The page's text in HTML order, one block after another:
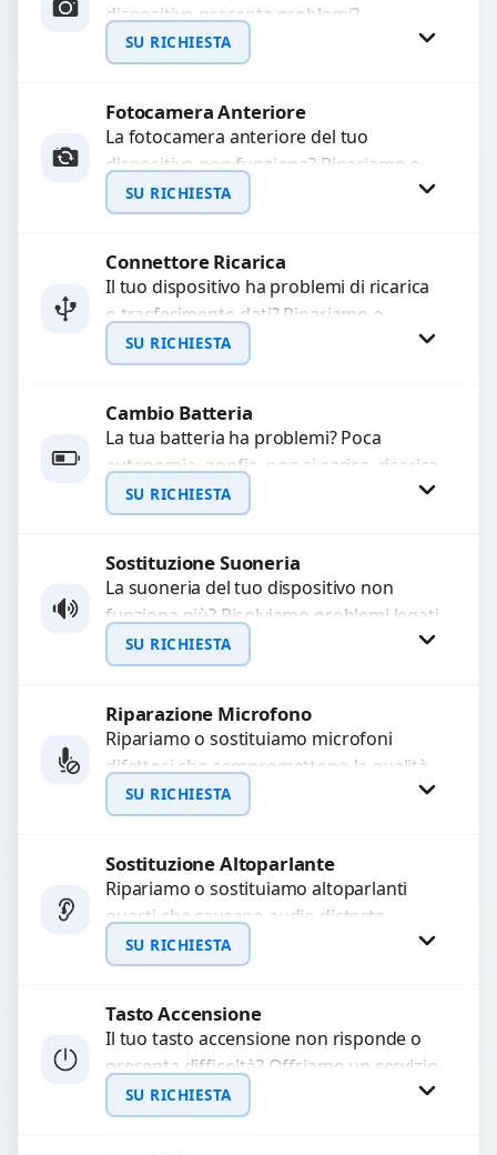
WhatsApp
dispositivo presenta problemi?
Interveniamo per risolvere guasti come
immagini sfocate, messa a fuoco non
SU RICHIESTA
Richiedi Preventivo
WhatsApp
Fotocamera Anteriore
La fotocamera anteriore del tuo
dispositivo non funziona? Ripariamo o
sostituiamo fotocamere guaste con
problemi come immagini sfocate, messa
SU RICHIESTA
Richiedi Preventivo
WhatsApp
Connettore Ricarica
Il tuo dispositivo ha problemi di ricarica
o trasferimento dati? Ripariamo o
sostituiamo connettori di ricarica guasti,
rotti, allentati, danneggiati,...
SU RICHIESTA
Richiedi Preventivo
WhatsApp
Cambio Batteria
La tua batteria ha problemi? Poca
autonomia, gonfia, non si carica, ricarica
lenta o cicli di ricarica esauriti?
Sostituiamo la...
SU RICHIESTA
Richiedi Preventivo
WhatsApp
Sostituzione Suoneria
La suoneria del tuo dispositivo non
funziona più? Risolviamo problemi legati
a moduli audio difettosi con interventi
precisi e componenti...
SU RICHIESTA
Richiedi Preventivo
WhatsApp
Riparazione Microfono
Ripariamo o sostituiamo microfoni
difettosi che compromettono la qualità
audio delle registrazioni o delle
chiamate. Diagnosi accurata e ricambi
SU RICHIESTA
Richiedi Preventivo
WhatsApp
Sostituzione Altoparlante
Ripariamo o sostituiamo altoparlanti
guasti che causano audio distorto,
basso o assente. Utilizziamo ricambi di
alta qualità garantiti per 3...
SU RICHIESTA
Richiedi Preventivo
WhatsApp
Tasto Accensione
Il tuo tasto accensione non risponde o
presenta difficoltà? Offriamo un servizio
professionale di riparazione o
sostituzione utilizzando componenti di...
SU RICHIESTA